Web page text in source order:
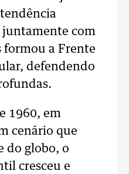
juntamente com
formou a Frente
defendendo
1960, em
cenário que
do globo, o
cresceu e